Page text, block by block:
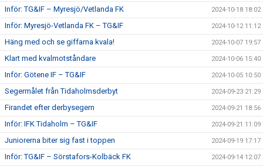
Inför: TG&IF – Myresjö/Vetlanda FK 2024-10-18 18:02
Inför: Myresjö-Vetlanda FK – TG&IF 2024-10-12 11:12
Häng med och se giffarna kvala! 2024-10-07 19:57
Klart med kvalmotståndare 2024-10-06 15:40
Inför: Götene IF – TG&IF 2024-10-05 10:50
Segermålet från Tidaholmsderbyt 2024-09-23 21:29
Firandet efter derbysegern 2024-09-21 18:56
Inför: IFK Tidaholm – TG&IF 2024-09-21 11:09
Juniorerna biter sig fast i toppen 2024-09-19 17:17
Inför: TG&IF – Sörstafors-Kolbäck FK 2024-09-14 12:07